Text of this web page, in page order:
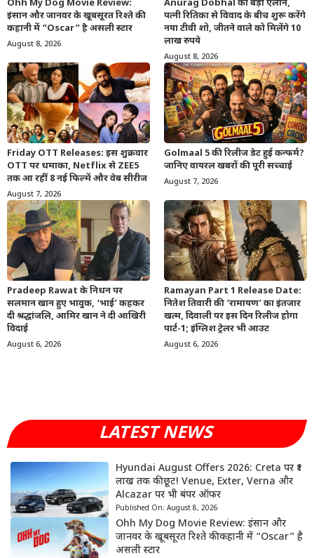
Ohh My Dog Movie Review:
इंसान और जानवर के खूबसूरत रिश्ते की
कहानी में “Oscar” है असली स्टार
August 8, 2026
Anurag Dobhal का बड़ा ऐलान,
पत्नी रितिका से विवाद के बीच शुरू करेंगे
नया टीवी शो, जीतने वाले को मिलेंगे 10
लाख रुपये
August 8, 2026
Friday OTT Releases: इस शुक्रवार
OTT पर धमाका, Netflix से ZEE5
तक आ रहीं 8 नई फिल्में और वेब सीरीज
August 7, 2026
Golmaal 5 की रिलीज डेट हुई कन्फर्म?
जानिए वायरल खबरों की पूरी सच्चाई
August 7, 2026
Pradeep Rawat के निधन पर
सलमान खान हुए भावुक, ‘भाई’ कहकर
दी श्रद्धांजलि, आमिर खान ने दी आखिरी
विदाई
August 6, 2026
Ramayan Part 1 Release Date:
नितेश तिवारी की ‘रामायण’ का इंतजार
खत्म, दिवाली पर इस दिन रिलीज होगा
पार्ट-1; इंग्लिश ट्रेलर भी आउट
August 6, 2026
LATEST NEWS
Hyundai August Offers 2026: Creta पर ₹1
लाख तक की छूट! Venue, Exter, Verna और
Alcazar पर भी बंपर ऑफर
Published On: August 8, 2026
Ohh My Dog Movie Review: इंसान और
जानवर के खूबसूरत रिश्ते की कहानी में “Oscar” है
असली स्टार